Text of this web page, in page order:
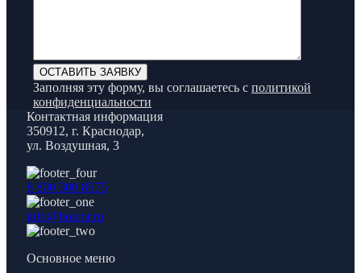
Заполняя эту форму, вы соглашаетесь с политикой
конфиденциальности
Контактная информация
350912, г. Краснодар,
ул. Воздушная, 3
8 800 300 8575
info@holcor.ru
Основное меню